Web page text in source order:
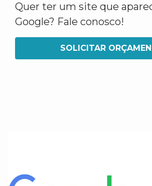
Quer ter um site que
Google? Fale conosco!
SOLICITAR